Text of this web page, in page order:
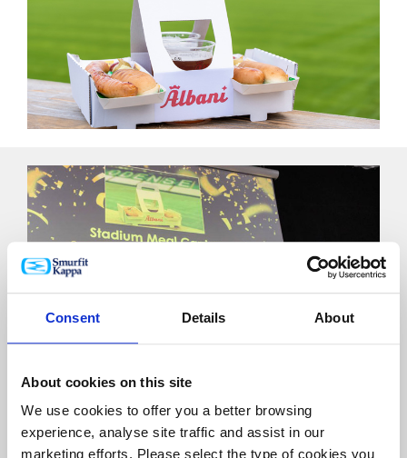
Consent Details About
About cookies on this site
We use cookies to offer you a better browsing
experience, analyse site traffic and assist in our
marketing efforts. Please select the type of cookies you